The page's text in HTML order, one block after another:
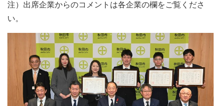
注）出席企業からのコメントは各企業の欄をご覧くださ
い。